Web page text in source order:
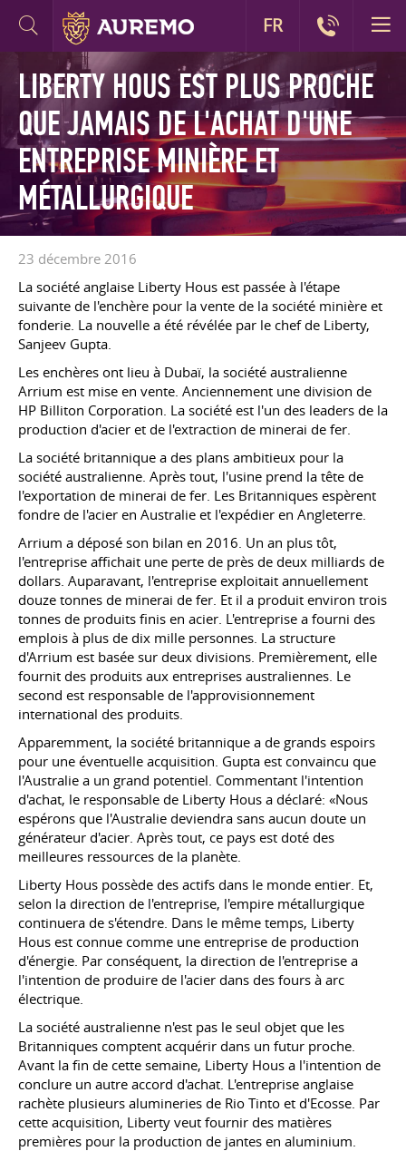
LIBERTY HOUS EST PLUS PROCHE
QUE JAMAIS DE L'ACHAT D'UNE
ENTREPRISE MINIÈRE ET
MÉTALLURGIQUE
23 décembre 2016
La société anglaise Liberty Hous est passée à l'étape
suivante de l'enchère pour la vente de la société minière et
fonderie. La nouvelle a été révélée par le chef de Liberty,
Sanjeev Gupta.
Les enchères ont lieu à Dubaï, la société australienne
Arrium est mise en vente. Anciennement une division de
HP Billiton Corporation. La société est l'un des leaders de la
production d'acier et de l'extraction de minerai de fer.
La société britannique a des plans ambitieux pour la
société australienne. Après tout, l'usine prend la tête de
l'exportation de minerai de fer. Les Britanniques espèrent
fondre de l'acier en Australie et l'expédier en Angleterre.
Arrium a déposé son bilan en 2016. Un an plus tôt,
l'entreprise affichait une perte de près de deux milliards de
dollars. Auparavant, l'entreprise exploitait annuellement
douze tonnes de minerai de fer. Et il a produit environ trois
tonnes de produits finis en acier. L'entreprise a fourni des
emplois à plus de dix mille personnes. La structure
d'Arrium est basée sur deux divisions. Premièrement, elle
fournit des produits aux entreprises australiennes. Le
second est responsable de l'approvisionnement
international des produits.
Apparemment, la société britannique a de grands espoirs
pour une éventuelle acquisition. Gupta est convaincu que
l'Australie a un grand potentiel. Commentant l'intention
d'achat, le responsable de Liberty Hous a déclaré: «Nous
espérons que l'Australie deviendra sans aucun doute un
générateur d'acier. Après tout, ce pays est doté des
meilleures ressources de la planète.
Liberty Hous possède des actifs dans le monde entier. Et,
selon la direction de l'entreprise, l'empire métallurgique
continuera de s'étendre. Dans le même temps, Liberty
Hous est connue comme une entreprise de production
d'énergie. Par conséquent, la direction de l'entreprise a
l'intention de produire de l'acier dans des fours à arc
électrique.
La société australienne n'est pas le seul objet que les
Britanniques comptent acquérir dans un futur proche.
Avant la fin de cette semaine, Liberty Hous a l'intention de
conclure un autre accord d'achat. L'entreprise anglaise
rachète plusieurs alumineries de Rio Tinto et d'Ecosse. Par
cette acquisition, Liberty veut fournir des matières
premières pour la production de jantes en aluminium.
FR